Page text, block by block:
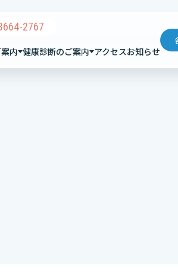
2767
内 健康診断のご案内 アクセスお知らせ